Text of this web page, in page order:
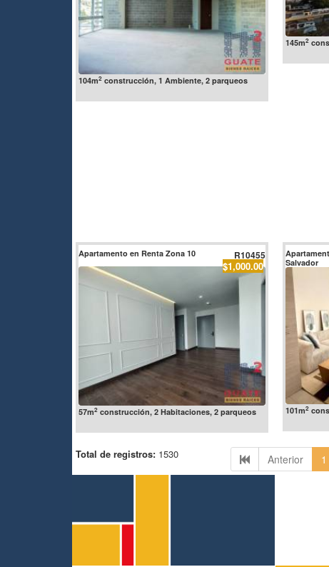
104m2construcción, 1 Ambiente, 2 parqueos
145m2
Apartamento en Renta Zona 10 R10455
$1,000.00
57m2construcción, 2 Habitaciones, 2 parqueos
Salvador
101m2
Total de registros:1530 Anterior 1